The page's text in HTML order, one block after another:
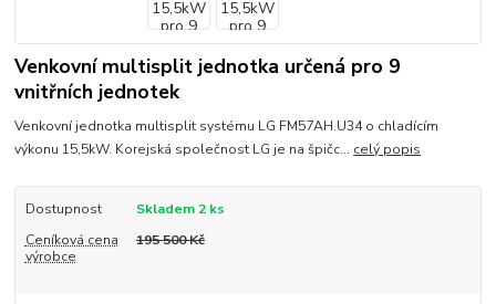
Venkovní multisplit jednotka určená pro 9
vnitřních jednotek
Venkovní jednotka multisplit systému LG FM57AH.U34 o chladícím
výkonu 15,5kW. Korejská společnost LG je na špičc... celý popis
Dostupnost
Skladem 2 ks
Ceníková cena
výrobce
195 500 Kč